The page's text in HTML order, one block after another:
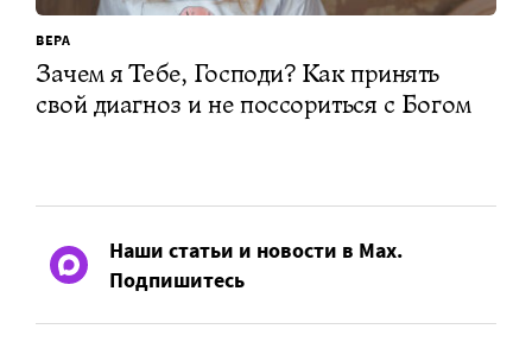
ВЕРА
Зачем я Тебе, Господи? Как принять
свой диагноз и не поссориться с Богом
Наши статьи и новости в Max.
Подпишитесь